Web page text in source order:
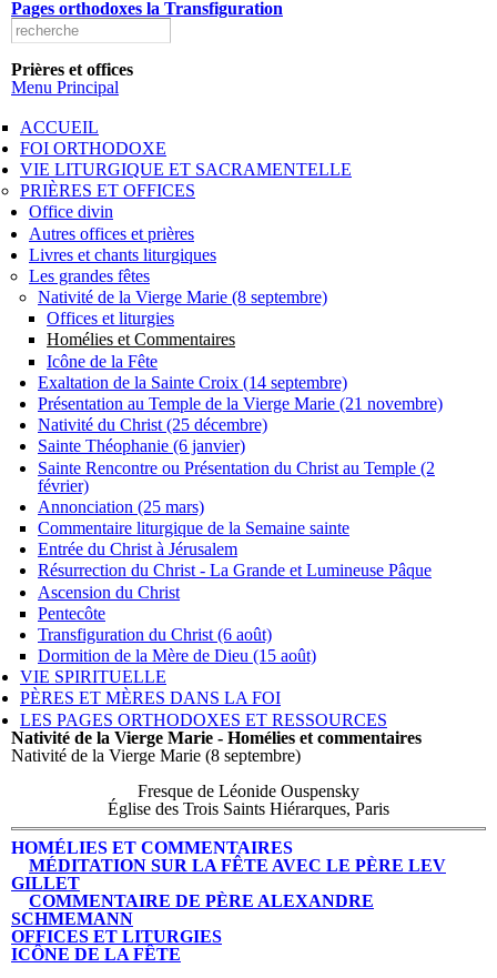
Aller au
principal
Pages orthodoxes la Transfiguration
Formulaire de recherche
Search this site
Prières et offices
Menu Principal
ACCUEIL
FOI ORTHODOXE
VIE LITURGIQUE ET SACRAMENTELLE
PRIÈRES ET OFFICES
Office divin
Autres offices et prières
Livres et chants liturgiques
Les grandes fêtes
Nativité de la Vierge Marie (8 septembre)
Offices et liturgies
Homélies et Commentaires
Icône de la Fête
Exaltation de la Sainte Croix (14 septembre)
Présentation au Temple de la Vierge Marie (21 novembre)
Nativité du Christ (25 décembre)
Sainte Théophanie (6 janvier)
Sainte Rencontre ou Présentation du Christ au Temple (2
février)
Annonciation (25 mars)
Commentaire liturgique de la Semaine sainte
Entrée du Christ à Jérusalem
Résurrection du Christ - La Grande et Lumineuse Pâque
Ascension du Christ
Pentecôte
Transfiguration du Christ (6 août)
Dormition de la Mère de Dieu (15 août)
VIE SPIRITUELLE
PÈRES ET MÈRES DANS LA FOI
LES PAGES ORTHODOXES ET RESSOURCES
Nativité de la Vierge Marie - Homélies et commentaires
Nativité de la Vierge Marie (8 septembre)
Fresque de Léonide Ouspensky
Église des Trois Saints Hiérarques, Paris
HOMÉLIES ET COMMENTAIRES
MÉDITATION SUR LA FÊTE AVEC LE PÈRE LEV
GILLET
COMMENTAIRE DE PÈRE ALEXANDRE
SCHMEMANN
OFFICES ET LITURGIES
ICÔNE DE LA FÊTE